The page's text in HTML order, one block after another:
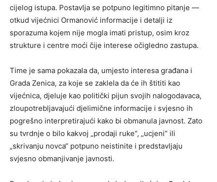
cijelog istupa. Postavlja se potpuno legitimno pitanje —
otkud vijećnici Ormanović informacije i detalji iz
sporazuma kojem nije mogla imati pristup, osim kroz
strukture i centre moći čije interese očigledno zastupa.
Time je sama pokazala da, umjesto interesa građana i
Grada Zenica, za koje se zaklela da će ih štititi kao
vijećnica, djeluje kao politički pijun svojih nalogodavaca,
zloupotrebljavajući djelimične informacije i svjesno ih
pogrešno interpretirajući kako bi obmanula javnost. Zato
su tvrdnje o bilo kakvoj „prodaji ruke“, „ucjeni“ ili
„skrivanju novca“ potpuno neistinite i predstavljaju
svjesno obmanjivanje javnosti.